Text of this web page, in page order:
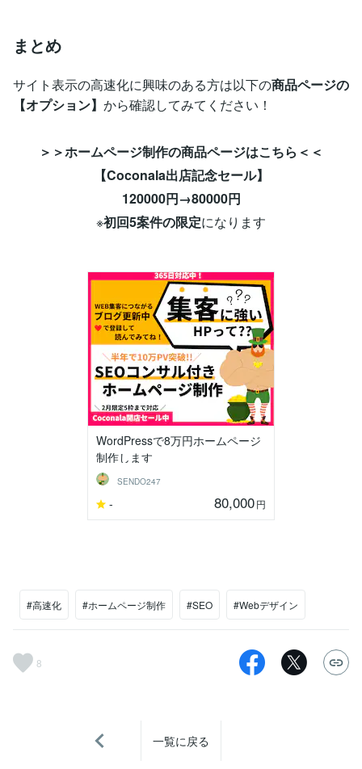
まとめ
サイト表示の高速化に興味のある方は以下の商品ページの
【オプション】 から確認してみてください！
＞＞ホームページ制作の商品ページはこちら＜＜
【Coconala出店記念セール】
120000円→80000円
※初回5案件の限定になります
WordPressで8万円ホームページ
制作します
SENDO247
- 80,000円
#高速化 #ホームページ制作 #SEO #Webデザイン
8
一覧に戻る